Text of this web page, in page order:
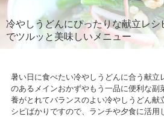
冷やしうどんにぴったりな献立レシ
でツルッと美味しいメニュー
暑い日に食べたい冷やしうどんに合う献立
のあるメインおかずやもう一品に便利な副
養がとれてバランスのよい冷やしうどん献
シピばかりですので、ランチや夕食に活用